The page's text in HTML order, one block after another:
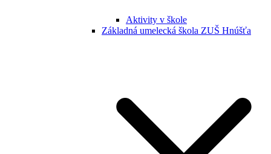
Aktivity v škole
Základná umelecká škola ZUŠ Hnúšťa